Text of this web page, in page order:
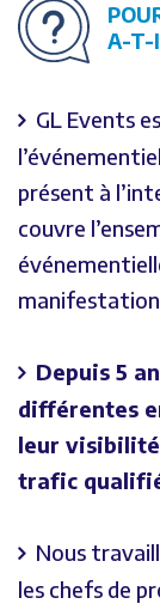
A-T-
GL Events
présent à
couvre
Depuis 5
différentes
leur visibilité
trafic
Nous
les chefs de